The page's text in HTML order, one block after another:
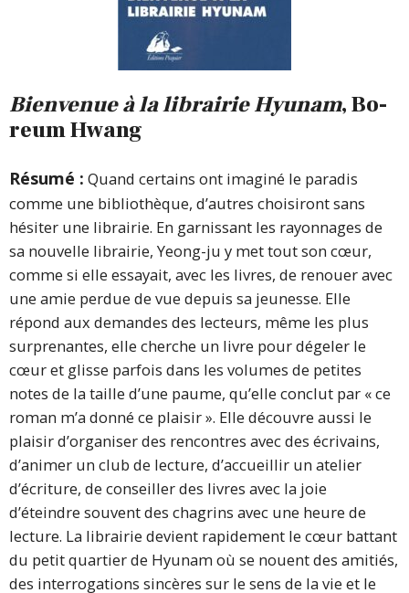
Bienvenue à la librairie Hyunam, Bo-
reum Hwang
Résumé : Quand certains ont imaginé le paradis
comme une bibliothèque, d’autres choisiront sans
hésiter une librairie. En garnissant les rayonnages de
sa nouvelle librairie, Yeong-ju y met tout son cœur,
comme si elle essayait, avec les livres, de renouer avec
une amie perdue de vue depuis sa jeunesse. Elle
répond aux demandes des lecteurs, même les plus
surprenantes, elle cherche un livre pour dégeler le
cœur et glisse parfois dans les volumes de petites
notes de la taille d’une paume, qu’elle conclut par « ce
roman m’a donné ce plaisir ». Elle découvre aussi le
plaisir d’organiser des rencontres avec des écrivains,
d’animer un club de lecture, d’accueillir un atelier
d’écriture, de conseiller des livres avec la joie
d’éteindre souvent des chagrins avec une heure de
lecture. La librairie devient rapidement le cœur battant
du petit quartier de Hyunam où se nouent des amitiés,
des interrogations sincères sur le sens de la vie et le